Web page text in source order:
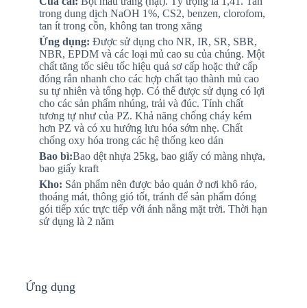
trong dung dịch NaOH 1%, CS2, benzen, clorofom,
tan ít trong cồn, không tan trong xăng
Ứng dụng: Được sử dụng cho NR, IR, SR, SBR,
NBR, EPDM và các loại mủ cao su của chúng. Một
chất tăng tốc siêu tốc hiệu quả sơ cấp hoặc thứ cấp
đóng rắn nhanh cho các hợp chất tạo thành mủ cao
su tự nhiên và tổng hợp. Có thể được sử dụng có lợi
cho các sản phẩm nhúng, trải và đúc. Tính chất
tương tự như của PZ. Khả năng chống cháy kém
hơn PZ và có xu hướng lưu hóa sớm nhẹ. Chất
chống oxy hóa trong các hệ thống keo dán
Bao bì:Bao dệt nhựa 25kg, bao giấy có màng nhựa,
bao giấy kraft
Kho: Sản phẩm nên được bảo quản ở nơi khô ráo,
thoáng mát, thông gió tốt, tránh để sản phẩm đóng
gói tiếp xúc trực tiếp với ánh nắng mặt trời. Thời hạn
sử dụng là 2 năm
Ứng dụng